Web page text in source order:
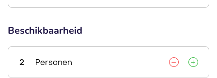
Beschikbaarheid
2 Personen